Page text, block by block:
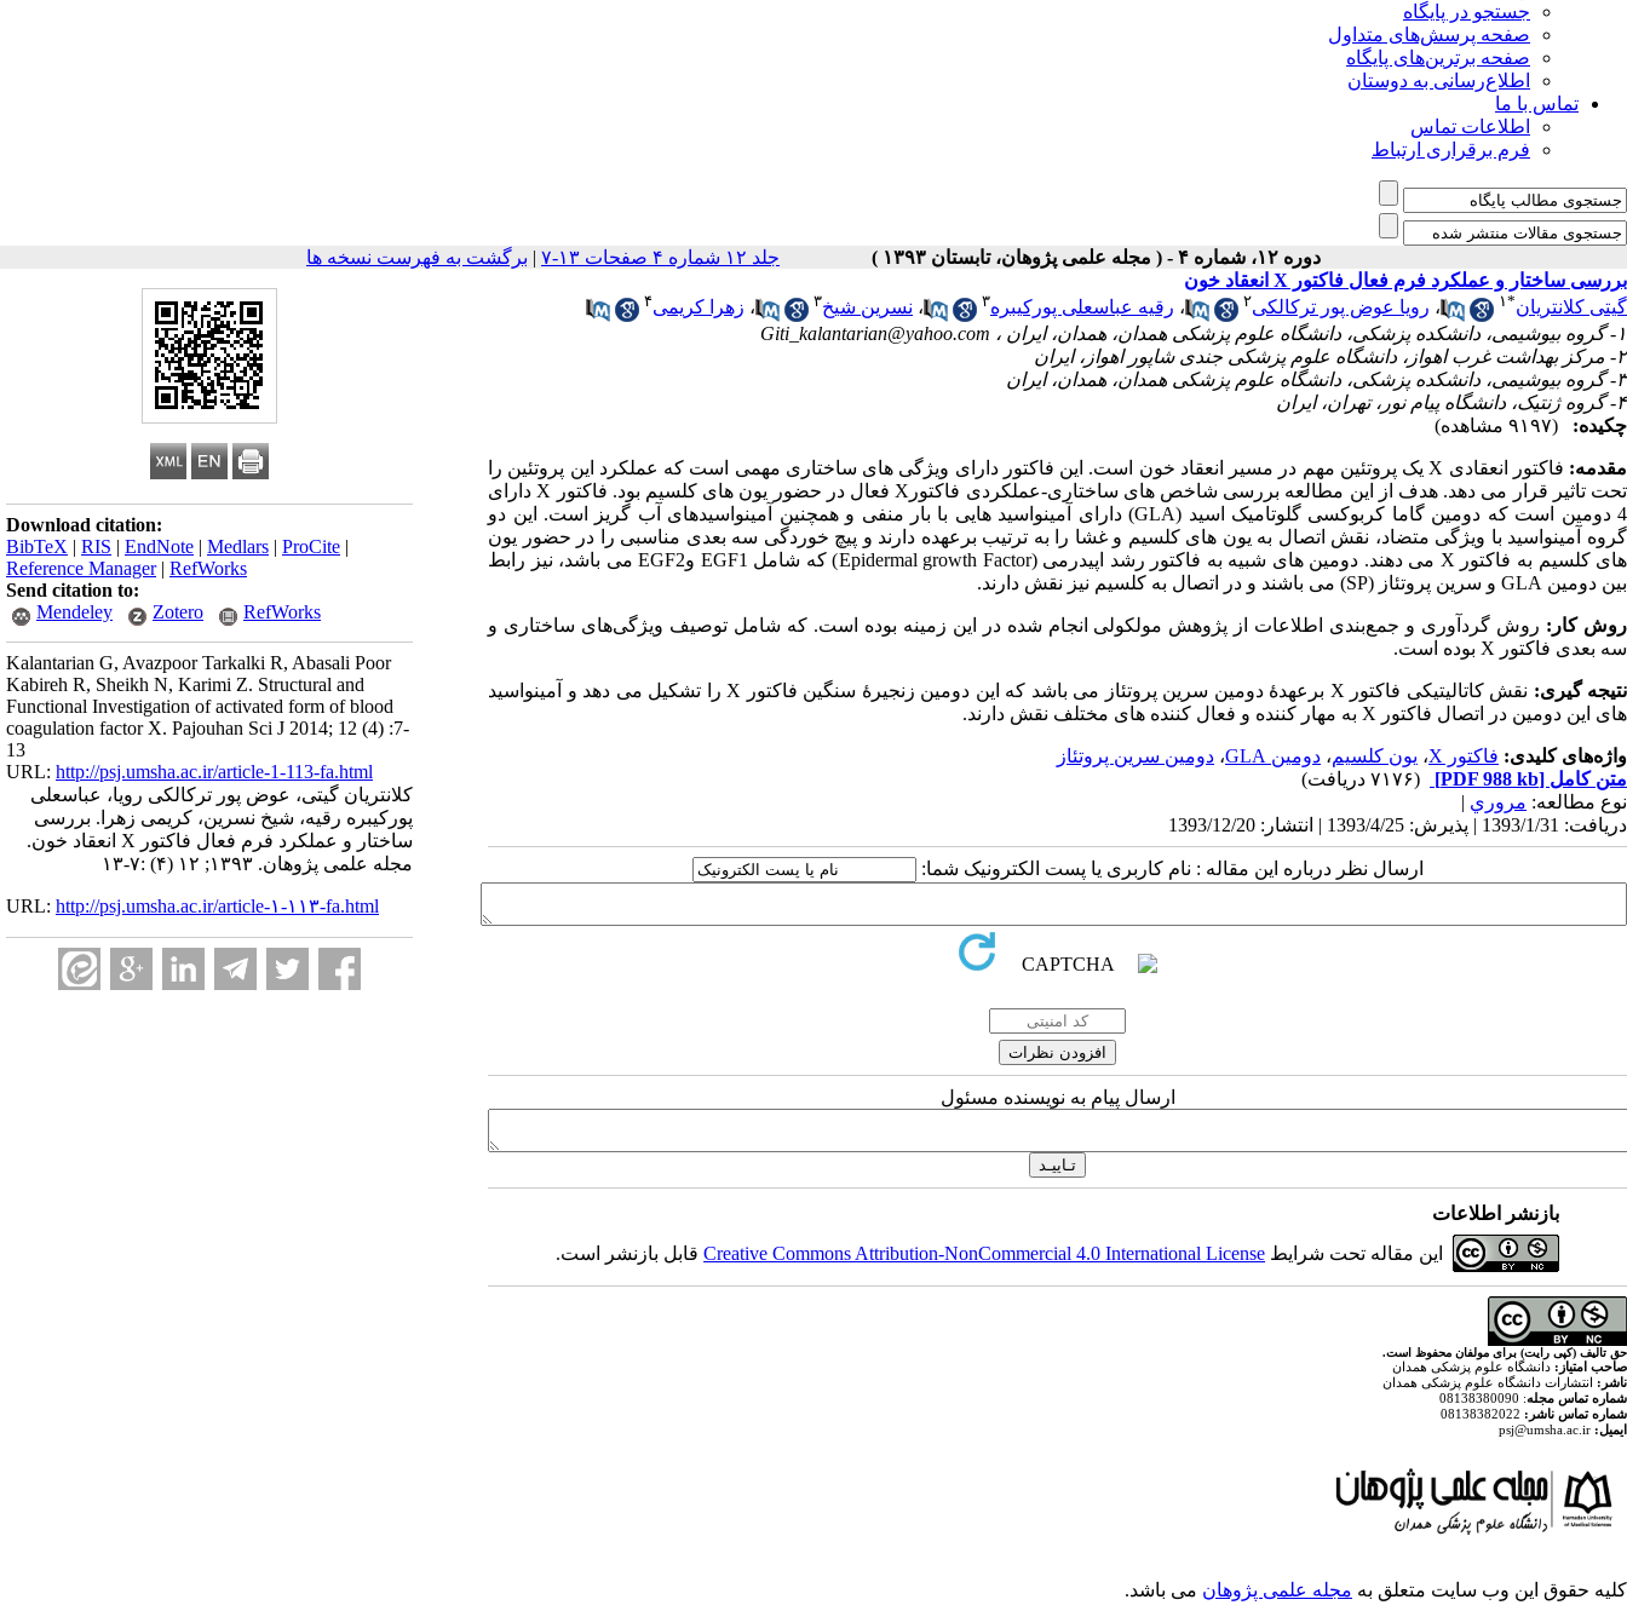
جستجو در پایگاه
صفحه پرسش‌های متداول
صفحه برترین‌های پایگاه
اطلاع‌رسانی به دوستان
تماس با ما
اطلاعات تماس
فرم برقراری ارتباط
دوره ۱۲، شماره ۴ - ( مجله علمی پژوهان، تابستان ۱۳۹۳ ) جلد ۱۲ شماره ۴ صفحات ۱۳-۷ | برگشت به فهرست نسخه ها
Download citation:
BibTeX | RIS | EndNote | Medlars | ProCite |
Reference Manager| RefWorks
Send citation to:
Mendeley
Zotero RefWorks
Kalantarian G, Avazpoor Tarkalki R, Abasali Poor
Kabireh R, Sheikh N, Karimi Z. Structural and
Functional Investigation of activated form of blood
coagulation factor X. Pajouhan Sci J 2014; 12 (4) :7-
13
URL: http://psj.umsha.ac.ir/article-1-113-fa.html
کلانتریان گیتی، عوض پور ترکالکی رویا، عباسعلی
پورکیبره رقیه، شیخ نسرین، کریمی زهرا. بررسی
ساختار و عملکرد فرم فعال فاکتور X انعقاد خون.
مجله علمی پژوهان. ۱۳۹۳; ۱۲ (۴) :۷-۱۳
URL: http://psj.umsha.ac.ir/article-۱-۱۱۳-fa.html
بررسی ساختار و عملکرد فرم فعال فاکتور X انعقاد خون
گیتی کلانتریان*۱ ، رویا عوض پور ترکالکی۲ ، رقیه عباسعلی پورکیبره۳ ، نسرین شیخ۳ ، زهرا کریمی۴
۱- گروه بیوشیمی، دانشکده پزشکی، دانشگاه علوم پزشکی همدان، همدان، ایران ،
Giti_kalantarian@yahoo.com
۲- مرکز بهداشت غرب اهواز، دانشگاه علوم پزشکی جندی شاپور اهواز، ایران
۳- گروه بیوشیمی، دانشکده پزشکی، دانشگاه علوم پزشکی همدان، همدان، ایران
۴- گروه ژنتیک، دانشگاه پیام نور، تهران، ایران
چکیده:
(۹۱۹۷ مشاهده)
مقدمه:
فاکتور انعقادی X یک پروتئین مهم در مسیر انعقاد خون است. این فاکتور دارای ویژگی های ساختاری مهمی است که عملکرد این پروتئین را
تحت تاثیر قرار می دهد. هدف از این مطالعه بررسی شاخص های ساختاری-عملکردی فاکتورX فعال در حضور یون های کلسیم بود. فاکتور X دارای
4 دومین است که دومین گاما کربوکسی گلوتامیک اسید (GLA) دارای آمینواسید هایی با بار منفی و همچنین آمینواسیدهای آب گریز است. این دو
گروه آمینواسید با ویژگی متضاد، نقش اتصال به یون های کلسیم و غشا را به ترتیب برعهده دارند و پیچ خوردگی سه بعدی مناسبی را در حضور یون
های کلسیم به فاکتور X می دهند. دومین های شبیه به فاکتور رشد اپیدرمی (Epidermal growth Factor) که شامل EGF1 وEGF2 می باشد، نیز رابط
بین دومین GLA و سرین پروتئاز (SP) می باشند و در اتصال به کلسیم نیز نقش دارند.
روش کار: روش گردآوری و جمع‌بندی اطلاعات از پژوهش مولکولی انجام شده در این زمینه بوده است. که شامل توصیف ویژگی‌های ساختاری و
سه بعدی فاکتور X بوده است.
نتیجه گیری:
نقش کاتالیتیکی فاکتور X برعهدۀ دومین سرین پروتئاز می باشد که این دومین زنجیرۀ سنگین فاکتور X را تشکیل می دهد و آمینواسید
های این دومین در اتصال فاکتور X به مهار کننده و فعال کننده های مختلف نقش دارند.
واژه‌های کلیدی: فاکتور X ، یون کلسیم، دومین GLA ، دومین سرین پروتئاز
متن کامل [PDF 988 kb]
(۷۱۷۶ دریافت)
نوع مطالعه: مروري |
دریافت: 1393/1/31 | پذیرش: 1393/4/25 | انتشار: 1393/12/20
ارسال نظر درباره این مقاله : نام کاربری یا پست الکترونیک شما:
ارسال پیام به نویسنده مسئول
بازنشر اطلاعات
این مقاله تحت شرایط Creative Commons Attribution-NonCommercial 4.0 International Licenseقابل بازنشر است.
حق تالیف (کپی رایت) برای مولفان محفوظ است.
صاحب امتیاز: دانشگاه علوم پزشکی همدان
ناشر: انتشارات دانشگاه علوم پزشکی همدان
شماره تماس مجله: 08138380090
شماره تماس ناشر:
ایمیل:
کلیه حقوق این وب سایت متعلق به مجله علمی پژوهان می باشد.